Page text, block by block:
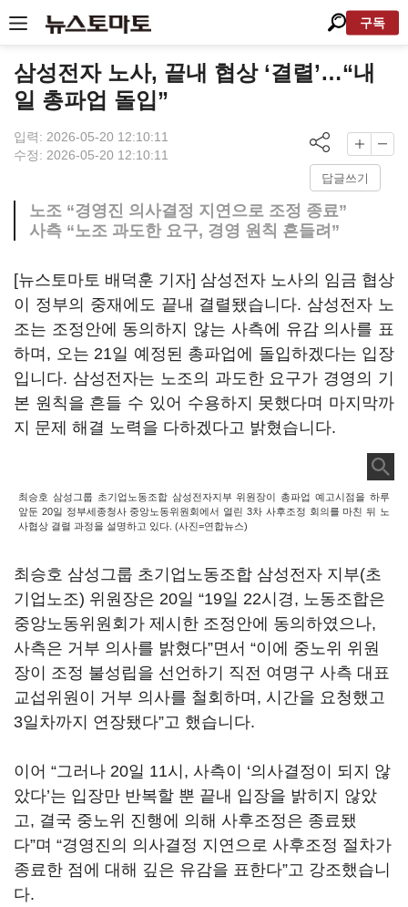
구독
삼성전자 노사, 끝내 협상 ‘결렬’…“내
일 총파업 돌입”
입력: 2026-05-20 12:10:11
수정: 2026-05-20 12:10:11
답글쓰기
노조 “경영진 의사결정 지연으로 조정 종료”
사측 “노조 과도한 요구, 경영 원칙 흔들려”
[뉴스토마토 배덕훈 기자] 삼성전자 노사의 임금 협상
이 정부의 중재에도 끝내 결렬됐습니다. 삼성전자 노
조는 조정안에 동의하지 않는 사측에 유감 의사를 표
하며 , 오는 21일 예정된 총파업에 돌입하겠다는 입장
입니다. 삼성전자는 노조의 과도한 요구가 경영의 기
본 원칙을 흔들 수 있어 수용하지 못했다며 마지막까
지 문제 해결 노력을 다하겠다고 밝혔습니다.
최승호 삼성그룹 초기업노동조합 삼성전자지부 위원장이 총파업 예고시점을 하루
앞둔 20일 정부세종청사 중앙노동위원회에서 열린 3차 사후조정 회의를 마친 뒤 노
사협상 결렬 과정을 설명하고 있다. (사진=연합뉴스)
최승호 삼성그룹 초기업노동조합 삼성전자 지부(초
기업노조) 위원장은 20일 “19일 22시경, 노동조합은
중앙노동위원회가 제시한 조정안에 동의하였으나,
사측은 거부 의사를 밝혔다”면서 “이에 중노위 위원
장이 조정 불성립을 선언하기 직전 여명구 사측 대표
교섭위원이 거부 의사를 철회하며 , 시간을 요청했고
3일차까지 연장됐다”고 했습니다.
이어 “그러나 20일 11시 , 사측이 ‘의사결정이 되지 않
았다’는 입장만 반복할 뿐 끝내 입장을 밝히지 않았
고, 결국 중노위 진행에 의해 사후조정은 종료됐
다”며 “경영진의 의사결정 지연으로 사후조정 절차가
종료한 점에 대해 깊은 유감을 표한다”고 강조했습니
다.